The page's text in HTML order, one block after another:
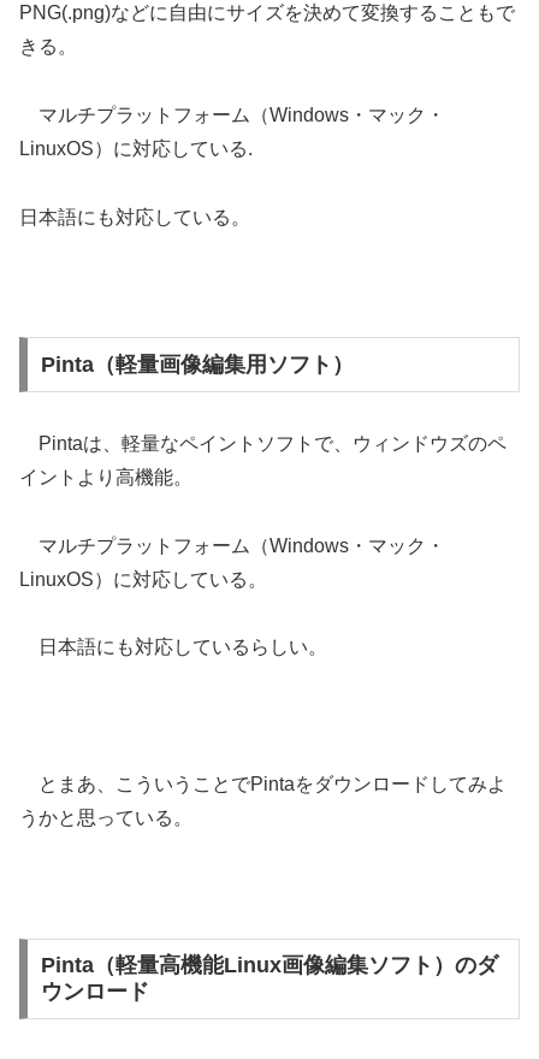
PNG(.png)などに自由にサイズを決めて変換することもで
きる。
マルチプラットフォーム（Windows・マック・
LinuxOS）に対応している.
日本語にも対応している。
Pinta（軽量画像編集用ソフト）
Pintaは、軽量なペイントソフトで、ウィンドウズのペ
イントより高機能。
マルチプラットフォーム（Windows・マック・
LinuxOS）に対応している。
日本語にも対応しているらしい。
とまあ、こういうことでPintaをダウンロードしてみよ
うかと思っている。
Pinta（軽量高機能Linux画像編集ソフト）のダ
ウンロード